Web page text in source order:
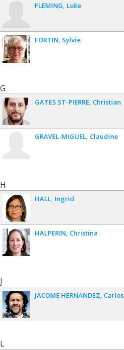
FLEMING Luke
FORTIN Sylvie
G
GATES ST-PIERRE Christian
GRAVEL-MIGUEL Claudine
H
HALL Ingrid
HALPERIN Christina
J
JACOME HERNANDEZ Carlos
L